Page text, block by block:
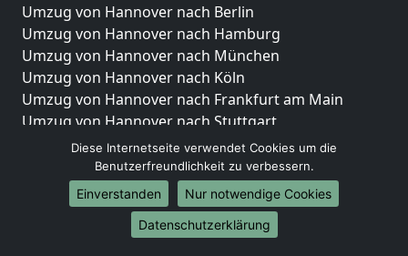
Umzug von Hannover nach Berlin
Umzug von Hannover nach Hamburg
Umzug von Hannover nach München
Umzug von Hannover nach Köln
Umzug von Hannover nach Frankfurt am Main
Umzug von Hannover nach Stuttgart
Umzug von Hannover nach Düsseldorf
Umzug von Hannover nach Leipzig
Umzug von Hannover nach Dortmund
Umzug von Hannover nach Essen
Umzug von Hannover nach Bremen
Diese Internetseite verwendet Cookies um die
Benutzerfreundlichkeit zu verbessern.
Einverstanden
Nur notwendige Cookies
Datenschutzerklärung